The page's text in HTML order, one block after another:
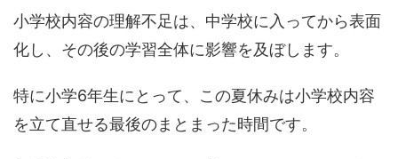
小学校内容の理解不足は、中学校に入ってから表面
化し、その後の学習全体に影響を及ぼします。
特に小学6年生にとって、この夏休みは小学校内容
を立て直せる最後のまとまった時間です。